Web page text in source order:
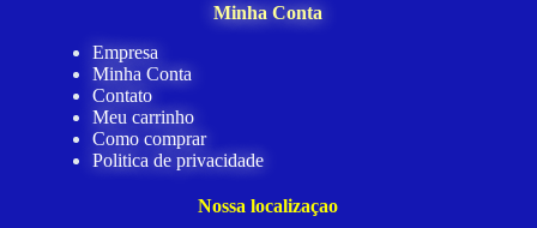
Minha Conta
Empresa
Minha Conta
Contato
Meu carrinho
Como comprar
Politica de privacidade
Nossa localizaçao